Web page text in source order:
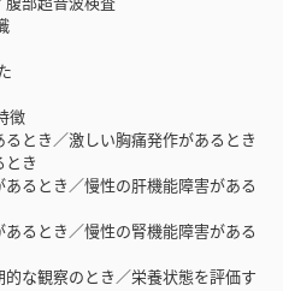
徴
とき／激しい胸痛発作があるとき
き
るとき／慢性の肝機能障害がある
るとき／慢性の腎機能障害がある
な観察のとき／栄養状態を評価す